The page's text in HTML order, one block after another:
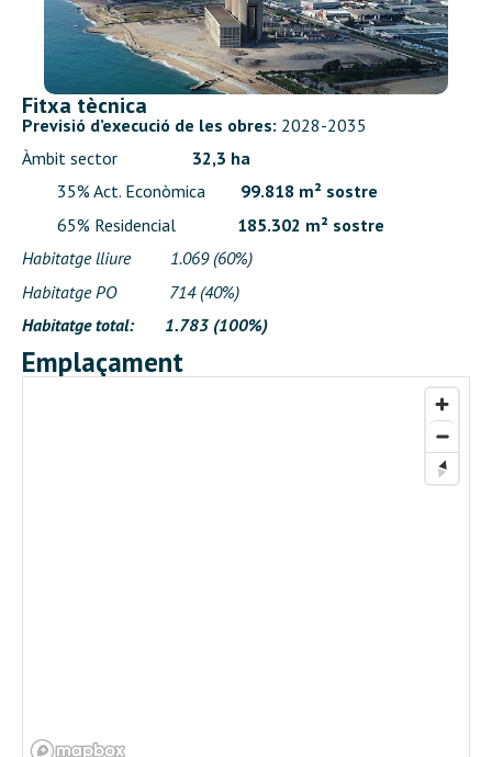
Fitxa tècnica
Previsió d’execució de les obres: 2028-2035
Àmbit sector 32,3 ha
35% Act. Econòmica 99.818 m² sostre
65% Residencial 185.302 m² sostre
Habitatge lliure 1.069 (60%)
Habitatge PO 714 (40%)
Habitatge total: 1.783 (100%)
Emplaçament